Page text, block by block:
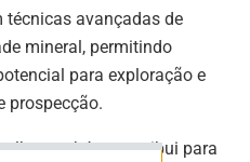
avançadas de
mineral, permitindo
para exploração e
prospecção.
também contribui para